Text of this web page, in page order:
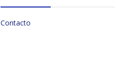
Contacto